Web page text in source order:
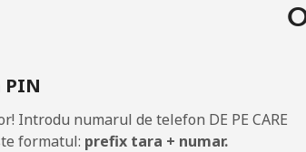
⁦34.5¢⁩
PIN
Introdu numarul de telefon DE PE CARE
formatul: prefix tara + numar.